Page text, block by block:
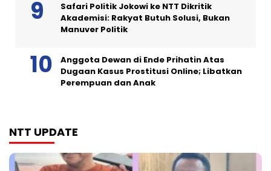
Safari Politik Jokowi ke NTT Dikritik
Akademisi: Rakyat Butuh Solusi, Bukan
Manuver Politik
Anggota Dewan di Ende Prihatin Atas
Dugaan Kasus Prostitusi Online; Libatkan
Perempuan dan Anak
NTT UPDATE